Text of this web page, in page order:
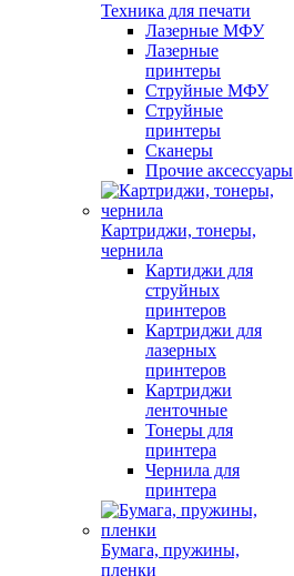
Техника для печати
Лазерные МФУ
Лазерные
принтеры
Струйные МФУ
Струйные
принтеры
Сканеры
Прочие аксессуары
Картриджи, тонеры,
чернила
Картиджи для
струйных
принтеров
Картриджи для
лазерных
принтеров
Картриджи
ленточные
Тонеры для
принтера
Чернила для
принтера
Бумага, пружины,
пленки